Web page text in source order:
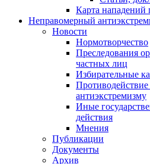
Карта нападений
Неправомерный
Новости
Нормотворчество
Преследования
частных лиц
Избирательные
антиэкстремизму
Иные
действия
Мнения
Публикации
Документы
Архив